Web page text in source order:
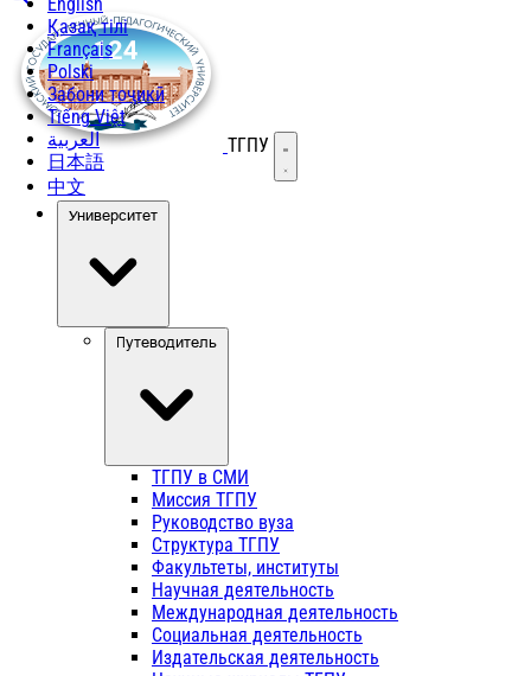
Қазақ тілі
Français
Polski
Забони тоҷикӣ
Tiếng Việt
العربية
日本語
中文
ТГПУ Открыть меню
Университет
Путеводитель
ТГПУ в СМИ
Миссия ТГПУ
Руководство вуза
Структура ТГПУ
Факультеты, институты
Научная деятельность
Международная деятельность
Социальная деятельность
Издательская деятельность